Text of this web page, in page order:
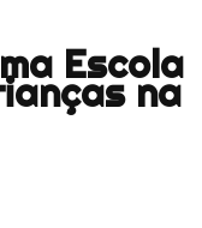
Escola
na